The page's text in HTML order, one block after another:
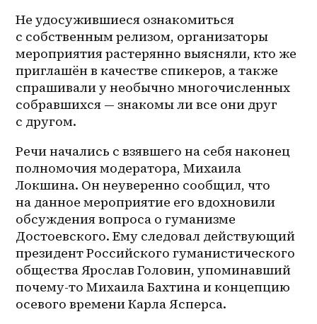
Не удосужившиеся ознакомиться
с собственным релизом, организаторы
мероприятия растерянно выясняли, кто же
приглашён в качестве спикеров, а также
спрашивали у необычно многочисленных
собравшихся — знакомы ли все они друг
с другом.
Речи начались с взявшего на себя наконец
полномочия модератора, Михаила
Локшина. Он неуверенно сообщил, что
на данное мероприятие его вдохновили
обсуждения вопроса о гуманизме
Достоевского. Ему следовал действующий
президент Российского гуманистического
общества Ярослав Головин, упоминавший
почему-то Михаила Бахтина и концепцию
осевого времени Карла Ясперса.